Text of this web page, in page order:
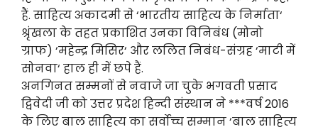
हैं. साहित्य अकादमी से ‘भारतीय साहित्य के निर्माता‘
श्रृंखला के तहत प्रकाशित उनका विनिबंध (मोनो
ग्राफ) ‘महेन्द्र मिसिर‘ और ललित निबंध-संग्रह ‘माटी में
सोनवा‘ हाल ही में छपे हैं.
अनगिनत सम्मनों से नवाजे जा चुके भगवती प्रसाद
द्विवेदी जी को उत्तर प्रदेश हिन्दी संस्थान ने ***वर्ष 2016
के लिए बाल साहित्य का सर्वोच्च सम्मान ‘बाल साहित्य